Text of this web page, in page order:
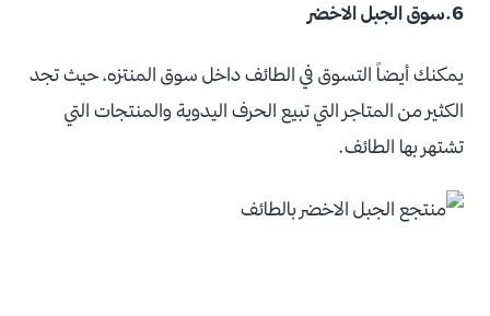
6.سوق الجبل الاخضر
يمكنك أيضاً التسوق في الطائف داخل سوق المنتزه، حيث تجد
الكثير من المتاجر التي تبيع الحرف اليدوية والمنتجات التي
تشتهر بها الطائف.